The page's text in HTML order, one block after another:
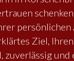
Ziel,
zuverlässig und